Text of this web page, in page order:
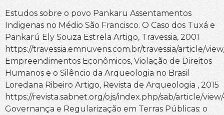
Estudos sobre o povo Pankaru Assentamentos
Indigenas no Médio São Francisco. O Caso dos Tuxá e
Pankarú Ely Souza Estrela Artigo, Travessia, 2001
https://travessia.emnuvens.com.br/travessia/article/
Empreendimentos Econômicos, Violação de Direitos
Humanos e o Silêncio da Arqueologia no Brasil
Loredana Ribeiro Artigo, Revista de Arqueologia , 2015
https://revista.sabnet.org/ojs/index.php/sab/article/
Governança e Regularização em Terras Públicas: o